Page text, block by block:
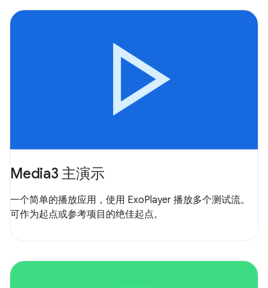
Media3 主演示
一个简单的播放应用，使用 ExoPlayer 播放多个测试流。
可作为起点或参考项目的绝佳起点。